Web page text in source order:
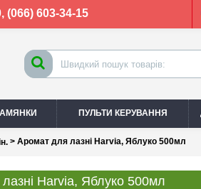
, (066) 603-34-15
ПУЛЬТИ КЕРУВАННЯ
> Аромат для лазні Harvia, Яблуко 500мл
Harvia, Яблуко 500мл